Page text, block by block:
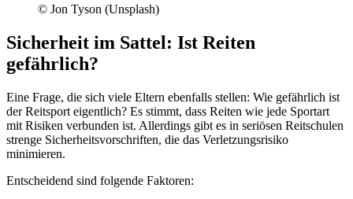
© Jon Tyson (Unsplash)
Sicherheit im Sattel: Ist Reiten
gefährlich?
Eine Frage, die sich viele Eltern ebenfalls stellen: Wie gefährlich ist
der Reitsport eigentlich? Es stimmt, dass Reiten wie jede Sportart
mit Risiken verbunden ist. Allerdings gibt es in seriösen Reitschulen
strenge Sicherheitsvorschriften, die das Verletzungsrisiko
minimieren.
Entscheidend sind folgende Faktoren: